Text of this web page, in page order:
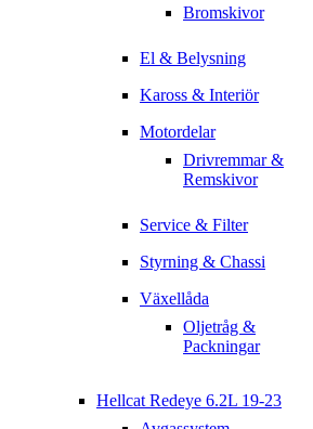
Bromskivor
El & Belysning
Kaross & Interiör
Motordelar
Drivremmar &
Remskivor
Service & Filter
Styrning & Chassi
Växellåda
Oljetråg &
Packningar
Hellcat Redeye 6.2L 19-23